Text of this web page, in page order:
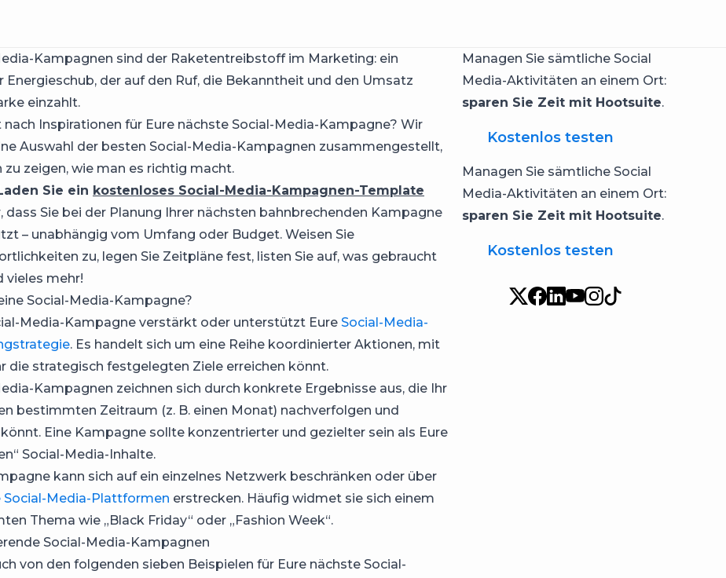
Kampagnen sind der Raketentreibstoff im Marketing: ein
Energieschub, der auf den Ruf, die Bekanntheit und den Umsatz
einzahlt.
nach Inspirationen für Eure nächste Social-Media-Kampagne? Wir
Auswahl der besten Social-Media-Kampagnen zusammengestellt,
zu zeigen, wie man es richtig macht.
Sie ein kostenloses Social-Media-Kampagnen-Template
dass Sie bei der Planung Ihrer nächsten bahnbrechenden Kampagne
– unabhängig vom Umfang oder Budget. Weisen Sie
zu, legen Sie Zeitpläne fest, listen Sie auf, was gebraucht
vieles mehr!
Social-Media-Kampagne?
Media-Kampagne verstärkt oder unterstützt Eure Social-Media-
. Es handelt sich um eine Reihe koordinierter Aktionen, mit
die strategisch festgelegten Ziele erreichen könnt.
Kampagnen zeichnen sich durch konkrete Ergebnisse aus, die Ihr
bestimmten Zeitraum (z. B. einen Monat) nachverfolgen und
Eine Kampagne sollte konzentrierter und gezielter sein als Eure
Social-Media-Inhalte.
kann sich auf ein einzelnes Netzwerk beschränken oder über
Social-Media-Plattformen erstrecken. Häufig widmet sie sich einem
Thema wie „Black Friday“ oder „Fashion Week“.
Social-Media-Kampagnen
von den folgenden sieben Beispielen für Eure nächste Social-
Managen Sie sämtliche Social
Media-Aktivitäten an einem Ort:
sparen Sie Zeit mit Hootsuite.
Kostenlos testen
Managen Sie sämtliche Social
Media-Aktivitäten an einem Ort:
sparen Sie Zeit mit Hootsuite.
Kostenlos testen